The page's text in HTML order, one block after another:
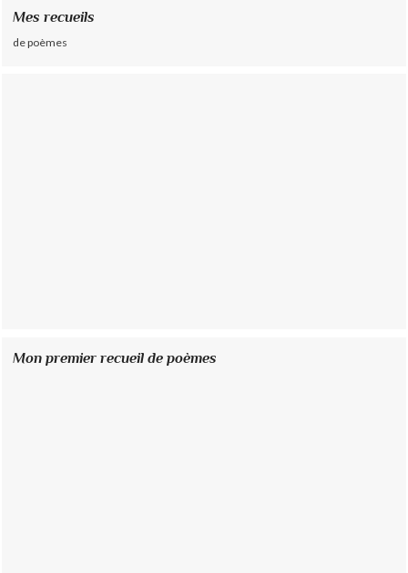
Mes recueils
de poèmes
Mon premier recueil de poèmes